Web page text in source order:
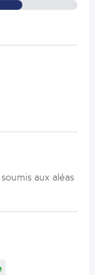
aux aléas